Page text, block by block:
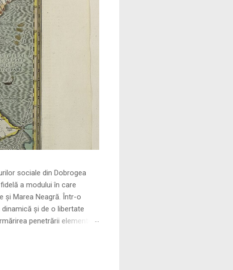
din Dobrogea
a modului în care
și Marea Neagră. Într-o
și de o libertate
penetrării elementului